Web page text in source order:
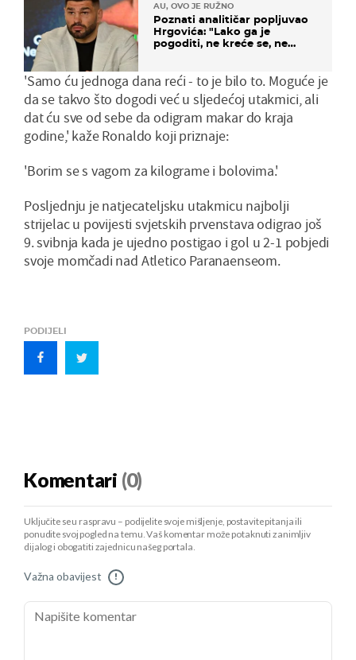
AU, OVO JE RUŽNO
Poznati analitičar popljuvao
Hrgovića: "Lako ga je
pogoditi, ne kreće se, ne
'Samo ću jednoga dana reći - to je bilo to. Moguće je
da se takvo što dogodi već u sljedećoj utakmici, ali
dat ću sve od sebe da odigram makar do kraja
godine,' kaže Ronaldo koji priznaje:
'Borim se s vagom za kilograme i bolovima.'
Posljednju je natjecateljsku utakmicu najbolji
strijelac u povijesti svjetskih prvenstava odigrao još
9. svibnja kada je ujedno postigao i gol u 2-1 pobjedi
svoje momčadi nad Atletico Paranaenseom.
PODIJELI
Komentari (0)
Uključite se u raspravu – podijelite svoje mišljenje, postavite pitanja ili
ponudite svoj pogled na temu. Vaš komentar može potaknuti zanimljiv
dijalog i obogatiti zajednicu našeg portala.
Važna obavijest !